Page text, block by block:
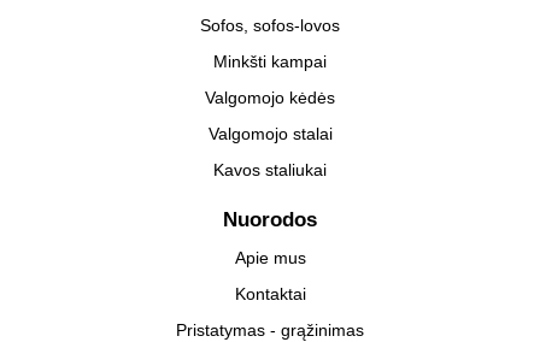
Sofos, sofos-lovos
Minkšti kampai
Valgomojo kėdės
Valgomojo stalai
Kavos staliukai
Nuorodos
Apie mus
Kontaktai
Pristatymas - grąžinimas